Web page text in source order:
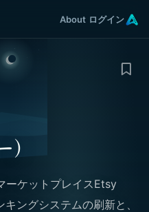
About ログイン
ーケットプレイスEtsy
ングシステムの刷新と、